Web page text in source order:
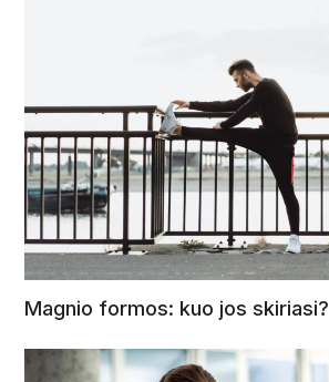
Magnio formos: kuo jos skiriasi?